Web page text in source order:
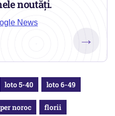
noutăți.
News
→
loto 5-40 loto 6-49
noroc florii